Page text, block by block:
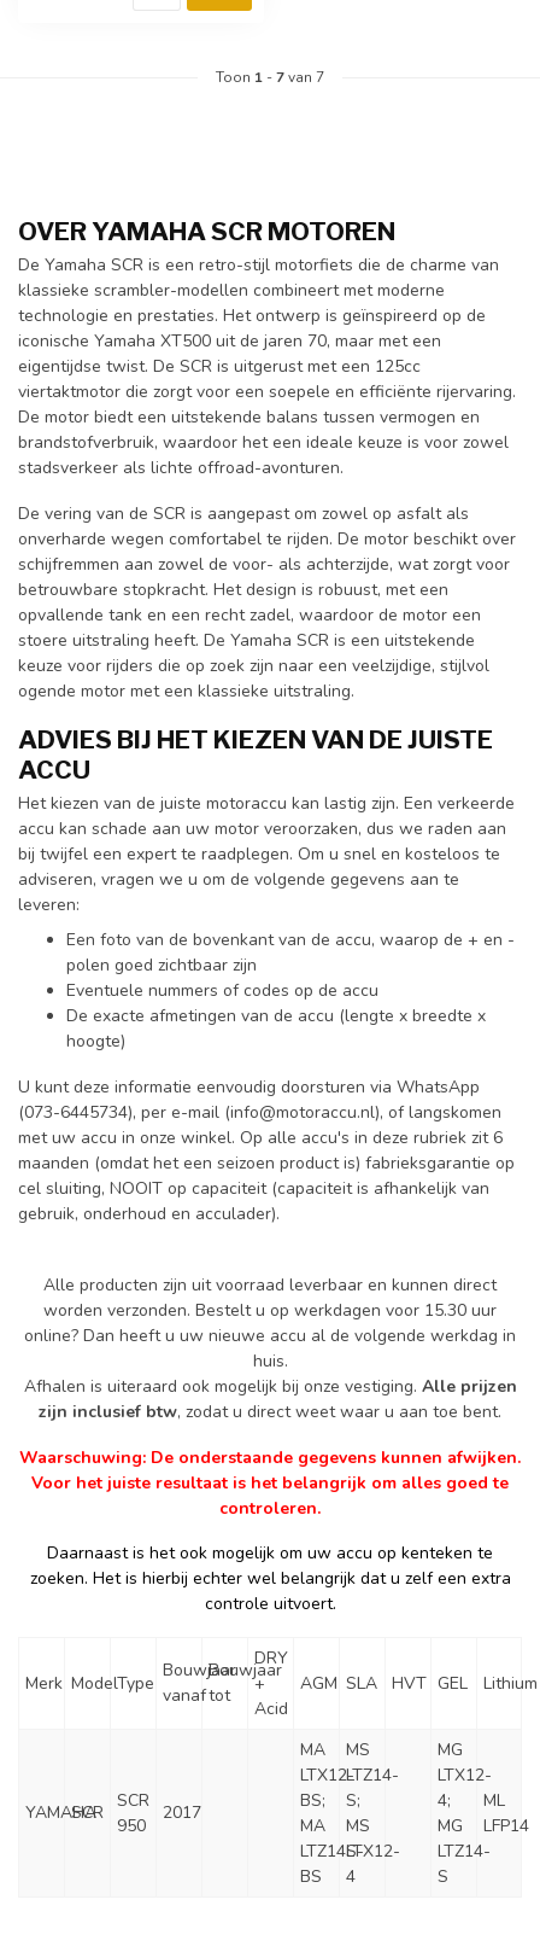
Toon 1 -7van 7
OVER YAMAHA SCR MOTOREN
De Yamaha SCR is een retro-stijl motorfiets die de charme van
klassieke scrambler-modellen combineert met moderne
technologie en prestaties. Het ontwerp is geïnspireerd op de
iconische Yamaha XT500 uit de jaren 70, maar met een
eigentijdse twist. De SCR is uitgerust met een 125cc
viertaktmotor die zorgt voor een soepele en efficiënte rijervaring.
De motor biedt een uitstekende balans tussen vermogen en
brandstofverbruik, waardoor het een ideale keuze is voor zowel
stadsverkeer als lichte offroad-avonturen.
De vering van de SCR is aangepast om zowel op asfalt als
onverharde wegen comfortabel te rijden. De motor beschikt over
schijfremmen aan zowel de voor- als achterzijde, wat zorgt voor
betrouwbare stopkracht. Het design is robuust, met een
opvallende tank en een recht zadel, waardoor de motor een
stoere uitstraling heeft. De Yamaha SCR is een uitstekende
keuze voor rijders die op zoek zijn naar een veelzijdige, stijlvol
ogende motor met een klassieke uitstraling.
ADVIES BIJ HET KIEZEN VAN DE JUISTE
ACCU
Het kiezen van de juiste motoraccu kan lastig zijn. Een verkeerde
accu kan schade aan uw motor veroorzaken, dus we raden aan
bij twijfel een expert te raadplegen. Om u snel en kosteloos te
adviseren, vragen we u om de volgende gegevens aan te
leveren:
Een foto van de bovenkant van de accu, waarop de + en -
polen goed zichtbaar zijn
Eventuele nummers of codes op de accu
De exacte afmetingen van de accu (lengte x breedte x
hoogte)
U kunt deze informatie eenvoudig doorsturen via WhatsApp
(073-6445734), per e-mail (info@motoraccu.nl), of langskomen
met uw accu in onze winkel. Op alle accu's in deze rubriek zit 6
maanden (omdat het een seizoen product is) fabrieksgarantie op
cel sluiting, NOOIT op capaciteit (capaciteit is afhankelijk van
gebruik, onderhoud en acculader).
Alle producten zijn uit voorraad leverbaar en kunnen direct
worden verzonden. Bestelt u op werkdagen voor 15.30 uur
online? Dan heeft u uw nieuwe accu al de volgende werkdag in
huis.
Afhalen is uiteraard ook mogelijk bij onze vestiging. Alle prijzen
zijn inclusief btw, zodat u direct weet waar u aan toe bent.
Waarschuwing: De onderstaande gegevens kunnen afwijken.
Voor het juiste resultaat is het belangrijk om alles goed te
controleren.
Daarnaast is het ook mogelijk om uw accu op kenteken te
zoeken. Het is hierbij echter wel belangrijk dat u zelf een extra
controle uitvoert.
Merk ModelType
Bouwjaar
vanaf
Bouwjaar
tot
DRY
+
Acid
AGM SLA HVT GEL Lithium
YAMAHA
SCR
SCR
950
2017
MA
LTX12-
BS;
MA
LTZ14S-
BS
MS
LTZ14-
S;
MS
LTX12-
4
MG
LTX12-
4;
MG
LTZ14-
S
ML
LFP14